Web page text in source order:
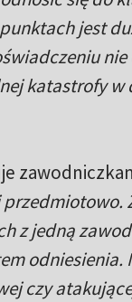
jest
katastrofy w
z jedną
odniesienia.
czy